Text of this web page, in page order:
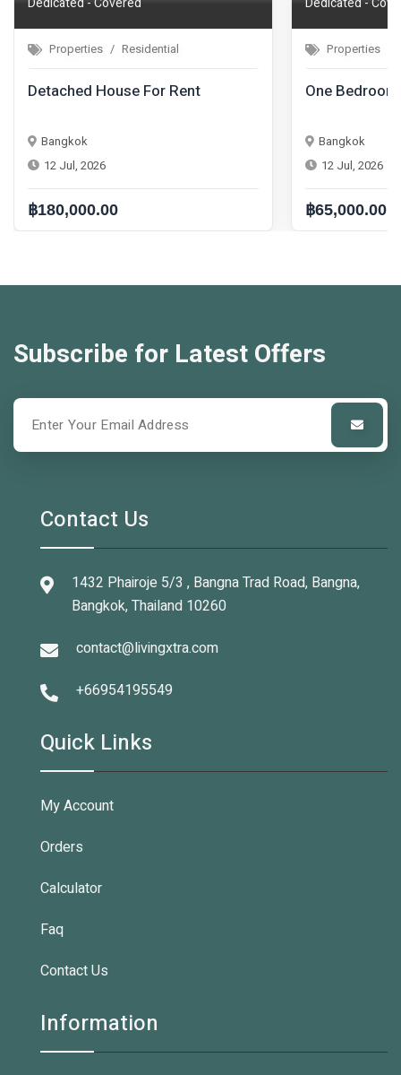
Properties Residential
One Bedroom Condo For Rent
Bangkok
12 Jul, 2026
฿65,000.00
One
Bangkok
12 Jul,
฿
Subscribe for Latest Offers
Contact Us
1432 Phairoje 5/3 , Bangna Trad Road, Bangna,
Bangkok, Thailand 10260
contact@livingxtra.com
+66954195549
Quick Links
My Account
Orders
Calculator
Faq
Contact Us
Information